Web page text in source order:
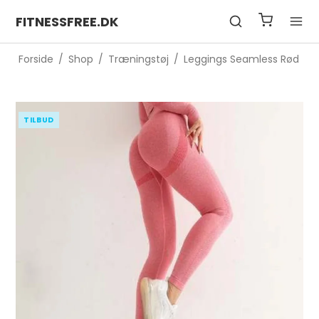
FITNESSFREE.DK
Forside / Shop / Træningstøj / Leggings Seamless Rød
TILBUD